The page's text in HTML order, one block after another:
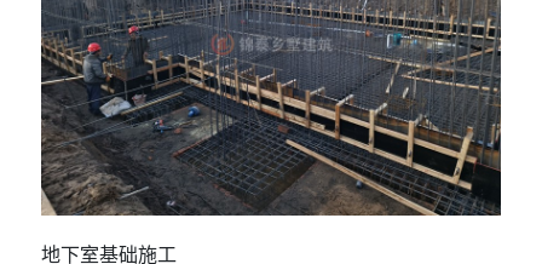
地下室基础施工